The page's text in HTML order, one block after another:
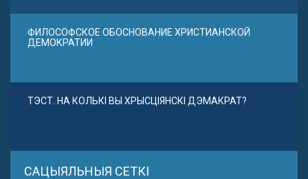
ФИЛОСОФСКОЕ ОБОСНОВАНИЕ ХРИСТИАНСКОЙ
ДЕМОКРАТИИ
ТЭСТ. НА КОЛЬКІ ВЫ ХРЫСЦІЯНСКІ ДЭМАКРАТ?
САЦЫЯЛЬНЫЯ СЕТКІ